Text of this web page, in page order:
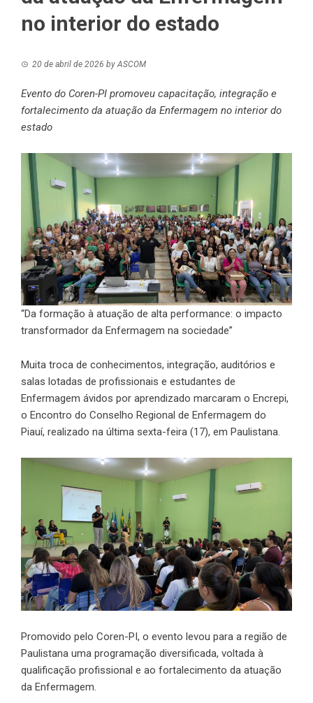
no interior do estado
20 de abril de 2026 byASCOM
Evento do Coren-PI promoveu capacitação, integração e
fortalecimento da atuação da Enfermagem no interior do
estado
“Da formação à atuação de alta performance: o impacto
transformador da Enfermagem na sociedade”
Muita troca de conhecimentos, integração, auditórios e
salas lotadas de profissionais e estudantes de
Enfermagem ávidos por aprendizado marcaram o Encrepi,
o Encontro do Conselho Regional de Enfermagem do
Piauí, realizado na última sexta-feira (17), em Paulistana.
Promovido pelo Coren-PI, o evento levou para a região de
Paulistana uma programação diversificada, voltada à
qualificação profissional e ao fortalecimento da atuação
da Enfermagem.